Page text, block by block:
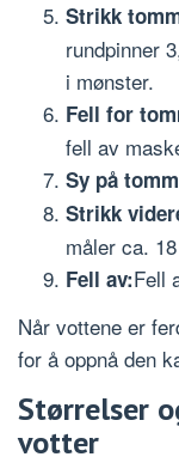
Strikk
rundpinner
i mønster.
Fell for
fell av
Sy på
Strikk
måler ca.
Fell av:Fell
Når vottene er
for å oppnå den
Størrelser
votter